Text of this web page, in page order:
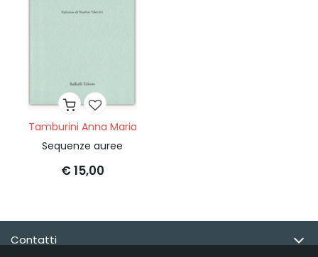
Tamburini Anna Maria
Sequenze auree
€ 15,00
Contatti